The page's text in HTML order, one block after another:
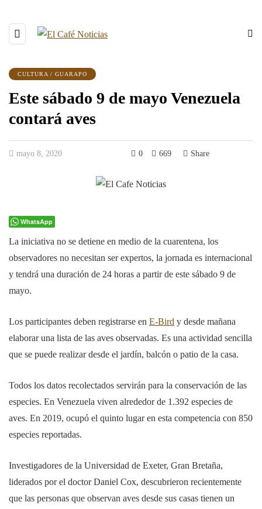
CULTURA / GUARAPO
Este sábado 9 de mayo Venezuela
contará aves
mayo 8, 2020 0 669 Share
WhatsApp
La iniciativa no se detiene en medio de la cuarentena, los
observadores no necesitan ser expertos, la jornada es internacional
y tendrá una duración de 24 horas a partir de este sábado 9 de
mayo.
Los participantes deben registrarse en E-Bird y desde mañana
elaborar una lista de las aves observadas. Es una actividad sencilla
que se puede realizar desde el jardín, balcón o patio de la casa.
Todos los datos recolectados servirán para la conservación de las
especies. En Venezuela viven alrededor de 1.392 especies de
aves. En 2019, ocupó el quinto lugar en esta competencia con 850
especies reportadas.
Investigadores de la Universidad de Exeter, Gran Bretaña,
liderados por el doctor Daniel Cox, descubrieron recientemente
que las personas que observan aves desde sus casas tienen un